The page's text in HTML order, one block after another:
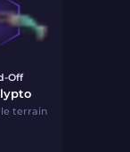
Off
le terrain